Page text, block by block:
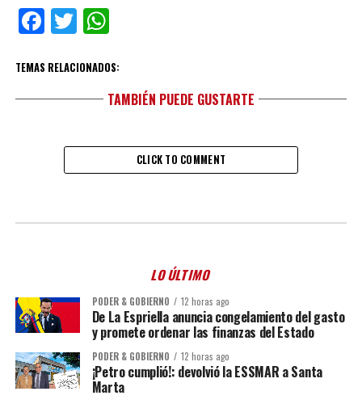
Facebook
TwitterWhatsApp
TEMAS RELACIONADOS:
TAMBIÉN PUEDE GUSTARTE
CLICK TO COMMENT
LO ÚLTIMO
PODER & GOBIERNO 12 horas ago
De La Espriella anuncia congelamiento del gasto
y promete ordenar las finanzas del Estado
PODER & GOBIERNO 12 horas ago
¡Petro cumplió!: devolvió la ESSMAR a Santa
Marta